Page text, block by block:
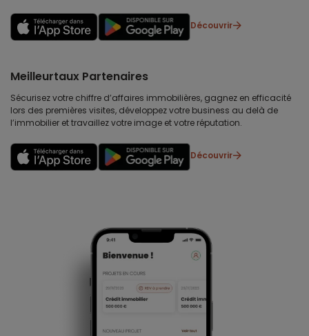
Découvrir
Meilleurtaux Partenaires
Sécurisez votre chiffre d’affaires immobilières, gagnez en efficacité
lors des premières visites, développez votre business au delà de
l’immobilier et travaillez votre image et votre réputation.
Découvrir